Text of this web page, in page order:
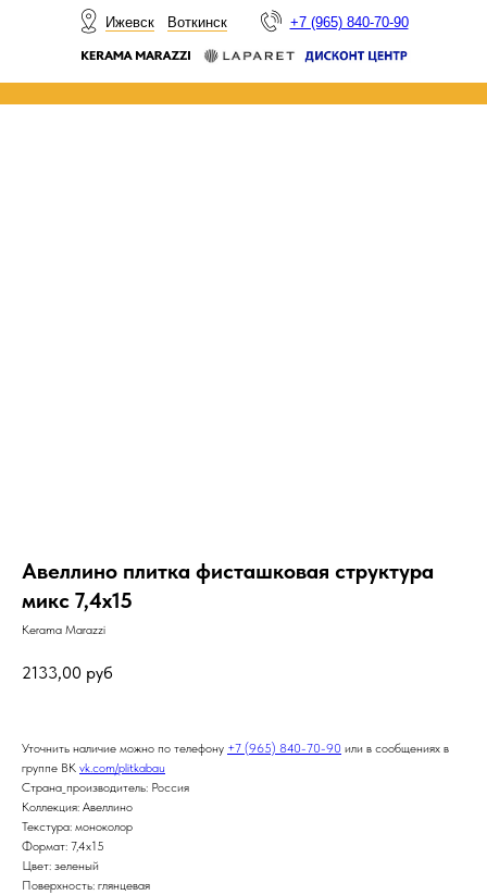
+7 (965) 840-70-90
Ижевск Воткинск
Авеллино плитка фисташковая структура
микс 7,4х15
Kerama Marazzi
2133,00 руб
Уточнить наличие можно по телефону +7 (965) 840-70-90 или в сообщениях в
группе ВК vk.com/plitkabau
Страна_производитель: Россия
Коллекция: Авеллино
Текстура: моноколор
Формат: 7,4x15
Цвет: зеленый
Поверхность: глянцевая